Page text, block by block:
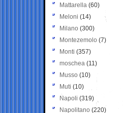
Mattarella (60)
Meloni (14)
Milano (300)
Montezemolo (7)
Monti (357)
moschea (11)
Musso (10)
Muti (10)
Napoli (319)
Napolitano (220)